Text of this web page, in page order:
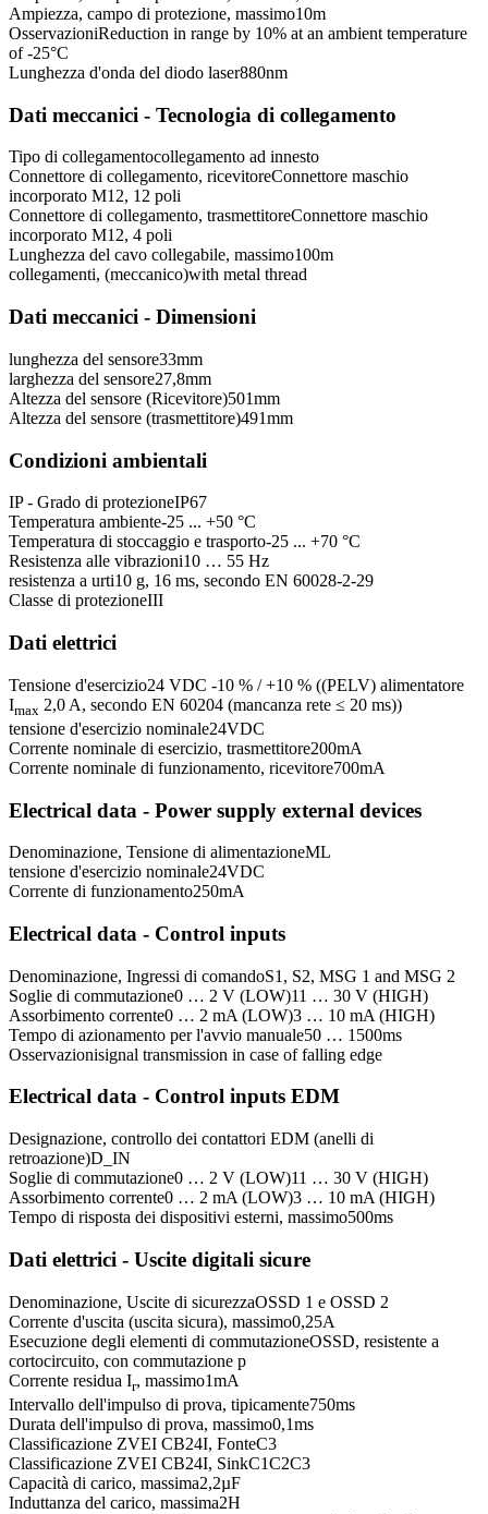
Ampiezza, campo di protezione, massimo10m
OsservazioniReduction in range by 10% at an ambient temperature
of -25°C
Lunghezza d'onda del diodo laser880nm
Dati meccanici - Tecnologia di collegamento
Tipo di collegamentocollegamento ad innesto
Connettore di collegamento, ricevitoreConnettore maschio
incorporato M12, 12 poli
Connettore di collegamento, trasmettitoreConnettore maschio
incorporato M12, 4 poli
Lunghezza del cavo collegabile, massimo100m
collegamenti, (meccanico)with metal thread
Dati meccanici - Dimensioni
lunghezza del sensore33mm
larghezza del sensore27,8mm
Altezza del sensore (Ricevitore)501mm
Altezza del sensore (trasmettitore)491mm
Condizioni ambientali
IP - Grado di protezioneIP67
Temperatura ambiente-25 ... +50 °C
Temperatura di stoccaggio e trasporto-25 ... +70 °C
Resistenza alle vibrazioni10 … 55 Hz
resistenza a urti10 g, 16 ms, secondo EN 60028-2-29
Classe di protezioneIII
Dati elettrici
Tensione d'esercizio24 VDC -10 % / +10 % ((PELV) alimentatore
Imax 2,0 A, secondo EN 60204 (mancanza rete ≤ 20 ms))
tensione d'esercizio nominale24VDC
Corrente nominale di esercizio, trasmettitore200mA
Corrente nominale di funzionamento, ricevitore700mA
Electrical data - Power supply external devices
Denominazione, Tensione di alimentazioneML
tensione d'esercizio nominale24VDC
Corrente di funzionamento250mA
Electrical data - Control inputs
Denominazione, Ingressi di comandoS1, S2, MSG 1 and MSG 2
Soglie di commutazione0 … 2 V (LOW)11 … 30 V (HIGH)
Assorbimento corrente0 … 2 mA (LOW)3 … 10 mA (HIGH)
Tempo di azionamento per l'avvio manuale50 … 1500ms
Osservazionisignal transmission in case of falling edge
Electrical data - Control inputs EDM
Designazione, controllo dei contattori EDM (anelli di
retroazione)D_IN
Soglie di commutazione0 … 2 V (LOW)11 … 30 V (HIGH)
Assorbimento corrente0 … 2 mA (LOW)3 … 10 mA (HIGH)
Tempo di risposta dei dispositivi esterni, massimo500ms
Dati elettrici - Uscite digitali sicure
Denominazione, Uscite di sicurezzaOSSD 1 e OSSD 2
Corrente d'uscita (uscita sicura), massimo0,25A
Esecuzione degli elementi di commutazioneOSSD, resistente a
cortocircuito, con commutazione p
Corrente residua Ir, massimo1mA
Intervallo dell'impulso di prova, tipicamente750ms
Durata dell'impulso di prova, massimo0,1ms
Classificazione ZVEI CB24I, FonteC3
Classificazione ZVEI CB24I, SinkC1C2C3
Capacità di carico, massima2,2µF
Induttanza del carico, massima2H